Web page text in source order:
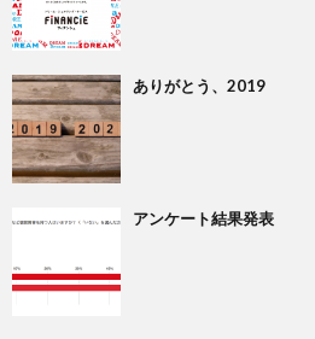
ありがとう、2019
アンケート結果発表